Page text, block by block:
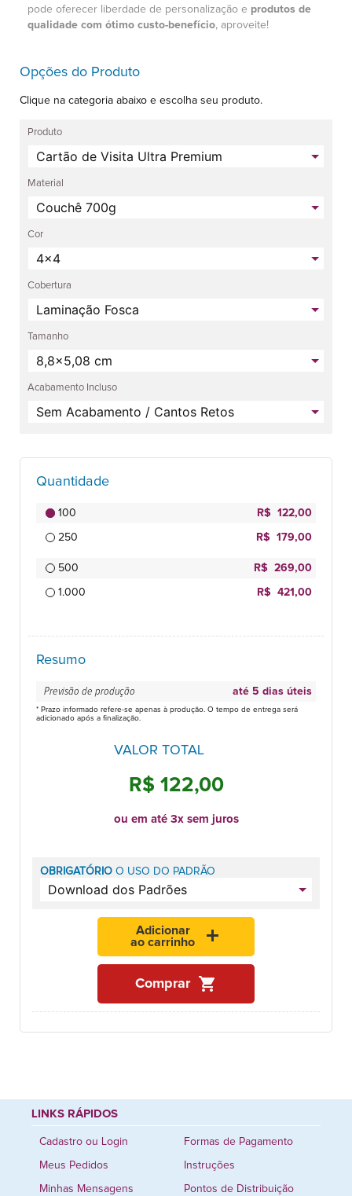
pode oferecer liberdade de personalização e produtos de
qualidade com ótimo custo-benefício, aproveite!
Opções do Produto
Clique na categoria abaixo e escolha seu produto.
Produto
Material
Cor
Cobertura
Tamanho
Acabamento Incluso
Quantidade
100 R$ 122,00
250 R$ 179,00
500 R$ 269,00
1.000 R$ 421,00
Resumo
Previsão de produção até 5 dias úteis
* Prazo informado refere-se apenas à produção. O tempo de entrega será
adicionado após a finalização.
VALOR TOTAL
R$ 122,00
ou em até 3x sem juros
OBRIGATÓRIO O USO DO PADRÃO
Adicionar
ao carrinho
add
Comprar shopping_cart
LINKS RÁPIDOS
Cadastro ou Login
Meus Pedidos
Minhas Mensagens
Formas de Pagamento
Instruções
Pontos de Distribuição